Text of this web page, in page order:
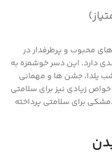
محبوب و پرطرفدار در
دارد. این دسر خوشمزه به
یلدا، جشن ها و مهمانی
زیادی نیز برای سلامتی
برای سلامتی پرداخته